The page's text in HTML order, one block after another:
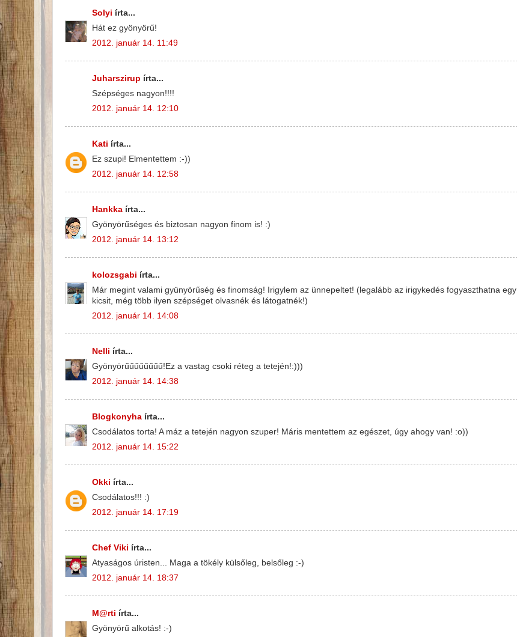
Solyi írta...
Hát ez gyönyörű!
2012. január 14. 11:49
Juharszirup írta...
Szépséges nagyon!!!!
2012. január 14. 12:10
Kati írta...
Ez szupi! Elmentettem :-))
2012. január 14. 12:58
Hankka írta...
Gyönyörűséges és biztosan nagyon finom is! :)
2012. január 14. 13:12
kolozsgabi írta...
Már megint valami gyünyörűség és finomság! Irigylem az ünnepeltet! (legalább az irigykedés fogyaszthatna egy
kicsit, még több ilyen szépséget olvasnék és látogatnék!)
2012. január 14. 14:08
Nelli írta...
Gyönyörűűűűűűűű!Ez a vastag csoki réteg a tetején!:)))
2012. január 14. 14:38
Blogkonyha írta...
Csodálatos torta! A máz a tetején nagyon szuper! Máris mentettem az egészet, úgy ahogy van! :o))
2012. január 14. 15:22
Okki írta...
Csodálatos!!! :)
2012. január 14. 17:19
Chef Viki írta...
Atyaságos úristen... Maga a tökély külsőleg, belsőleg :-)
2012. január 14. 18:37
M@rti írta...
Gyönyörű alkotás! :-)